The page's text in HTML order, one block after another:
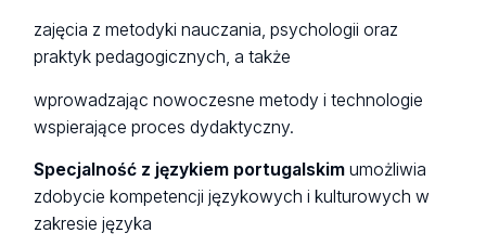
zajęcia z metodyki nauczania, psychologii oraz
praktyk pedagogicznych, a także
wprowadzając nowoczesne metody i technologie
wspierające proces dydaktyczny.
Specjalność z językiem portugalskimumożliwia
zdobycie kompetencji językowych i kulturowych w
zakresie języka